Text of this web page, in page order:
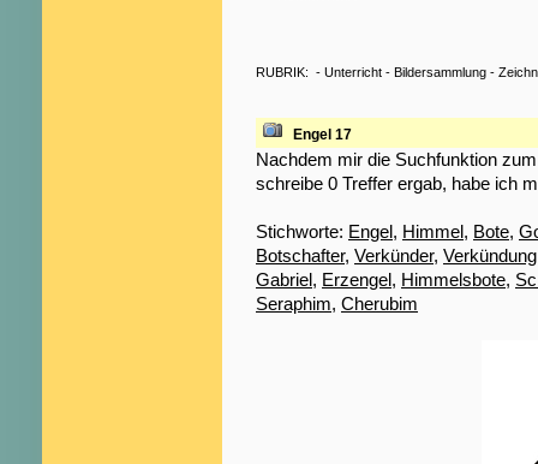
RUBRIK: - Unterricht - Bildersammlung -
Engel 17
Nachdem mir die Suchfunktion
schreibe 0 Treffer ergab, habe ich
Stichworte: Engel, Himmel, Bote,
Botschafter, Verkünder, Verkündung
Gabriel, Erzengel, Himmelsbote,
Seraphim, Cherubim